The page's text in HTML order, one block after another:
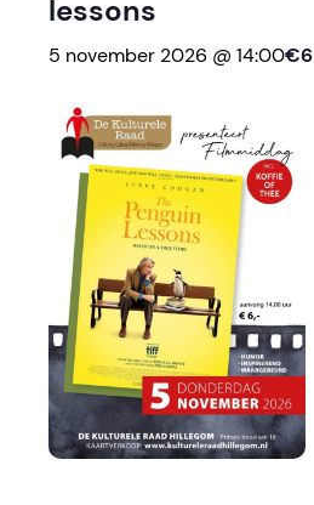
lessons
5 november 2026 @ 14:00€6